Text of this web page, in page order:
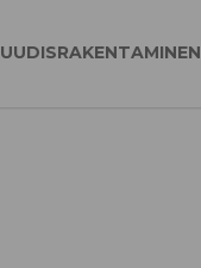
UUDISRAKENTAMINEN